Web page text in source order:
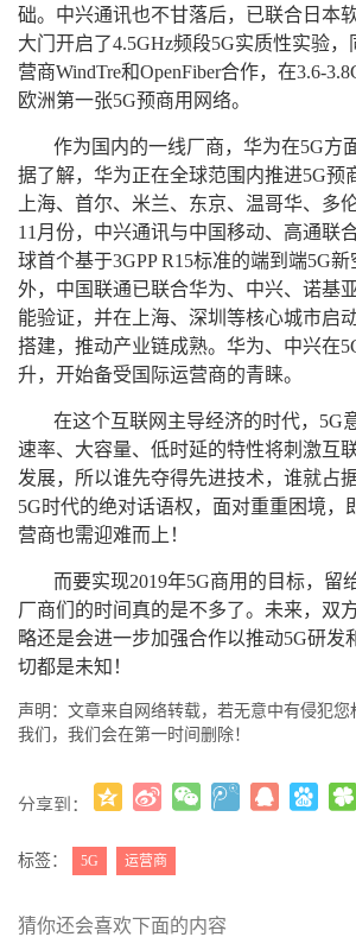
础。中兴通讯也不甘落后，已联合日本
大门开启了4.5GHz频段5G实质性实验
营商WindTre和OpenFiber合作，在3.6-
欧洲第一张5G预商用网络。
作为国内的一线厂商，华为在5G方
据了解，华为正在全球范围内推进5G预
上海、首尔、米兰、东京、温哥华、多
11月份，中兴通讯与中国移动、高通联
球首个基于3GPP R15标准的端到端5G
外，中国联通已联合华为、中兴、诺基
能验证，并在上海、深圳等核心城市启
搭建，推动产业链成熟。华为、中兴在
升，开始备受国际运营商的青睐。
在这个互联网主导经济的时代，5G
速率、大容量、低时延的特性将刺激互
发展，所以谁先夺得先进技术，谁就占
5G时代的绝对话语权，面对重重困境，
营商也需迎难而上！
而要实现2019年5G商用的目标，留
厂商们的时间真的是不多了。未来，双
略还是会进一步加强合作以推动5G研发
切都是未知！
声明：文章来自网络转载，若无意中有侵犯您
我们，我们会在第一时间删除！
分享到：
标签： 5G 运营商
猜你还会喜欢下面的内容